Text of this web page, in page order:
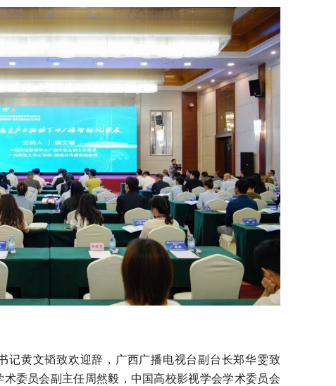
记黄文韬致欢迎辞，广西广播电视台副台长郑华雯致
委员会副主任周然毅，中国高校影视学会学术委员会